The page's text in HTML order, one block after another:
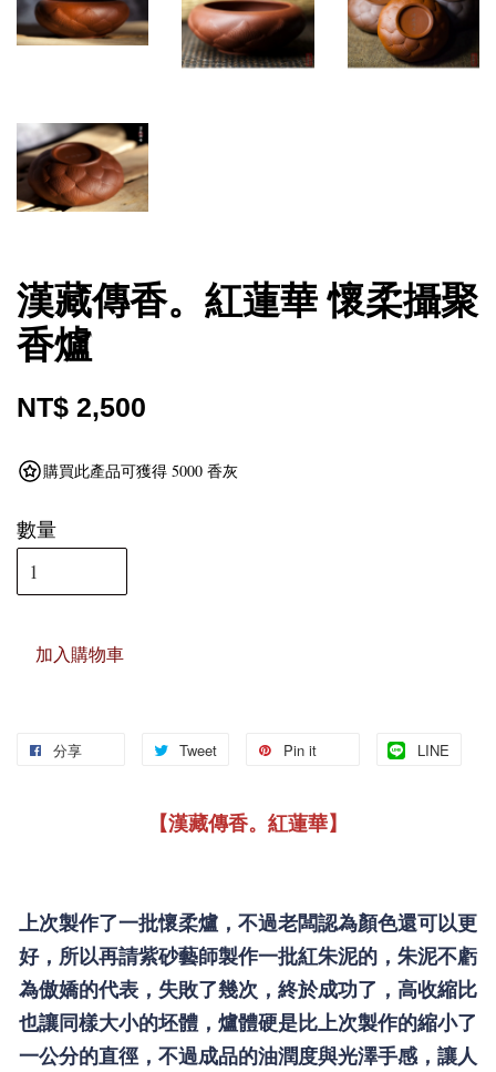
漢藏傳香。紅蓮華 懷柔攝聚
香爐
NT$ 2,500
購買此產品可獲得 5000 香灰
數量
加入購物車
分享 Tweet Pin it LINE
【漢藏傳香。紅蓮華】
上次製作了一批懷柔爐，不過老闆認為顏色還可以更
好，所以再請紫砂藝師製作一批紅朱泥的，朱泥不虧
為傲嬌的代表，失敗了幾次，終於成功了，高收縮比
也讓同樣大小的坯體，爐體硬是比上次製作的縮小了
一公分的直徑，不過成品的油潤度與光澤手感，讓人